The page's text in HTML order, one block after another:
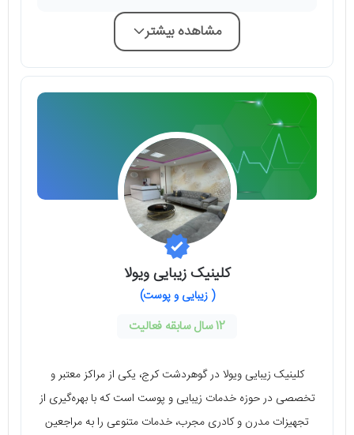
مشاهده بیشتر
کلینیک زیبایی ویولا
( زیبایی و پوست)
12 سال سابقه فعالیت
کلینیک زیبایی ویولا در گوهردشت کرج، یکی از مراکز معتبر و
تخصصی در حوزه خدمات زیبایی و پوست است که با بهره‌گیری از
تجهیزات مدرن و کادری مجرب، خدمات متنوعی را به مراجعین